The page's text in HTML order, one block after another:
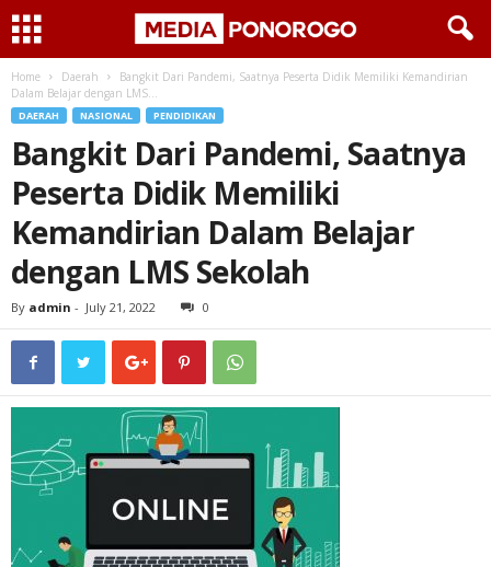
Home Daerah
Bangkit Dari Pandemi, Saatnya Peserta Didik Memiliki Kemandirian
Dalam Belajar dengan LMS...
DAERAH NASIONAL PENDIDIKAN
Bangkit Dari Pandemi, Saatnya
Peserta Didik Memiliki
Kemandirian Dalam Belajar
dengan LMS Sekolah
By admin - July 21, 2022 0